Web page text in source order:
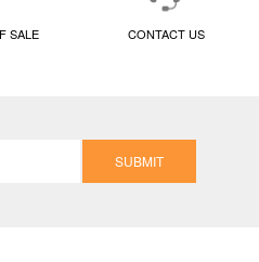
SALE CONTACT US
SUBMIT